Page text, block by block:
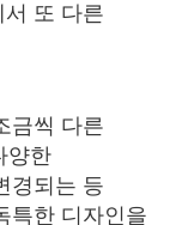
또 다른
금씩 다른
양한
경되는 등
특한 디자인을